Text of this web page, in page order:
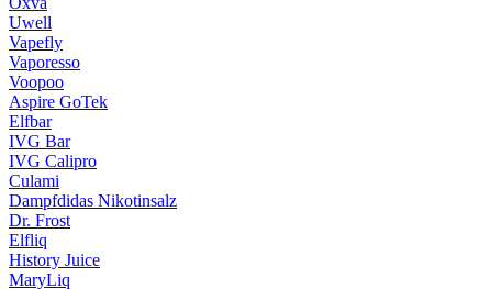
Uwell
Vapefly
Vaporesso
Voopoo
Aspire GoTek
Elfbar
IVG Bar
IVG Calipro
Culami
Dampfdidas Nikotinsalz
Dr. Frost
Elfliq
History Juice
MaryLiq